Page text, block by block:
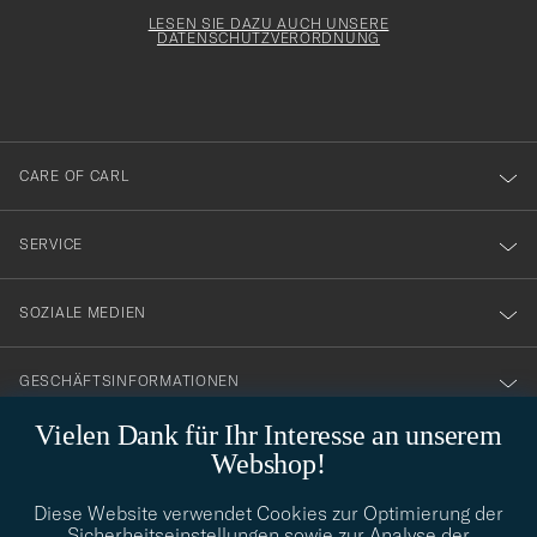
Vielen Dank für Ihr Interesse an unserem
Webshop!
Diese Website verwendet Cookies zur Optimierung der
för
dig
till
vårt
nyhetsbrev!
LESEN SIE DAZU AUCH UNSERE
DATENSCHUTZVERORDNUNG
CARE OF CARL
SERVICE
SOZIALE MEDIEN
GESCHÄFTSINFORMATIONEN
Benötigen Sie Hilfe bei der Suche nach Ihrem persönlichen Stil?